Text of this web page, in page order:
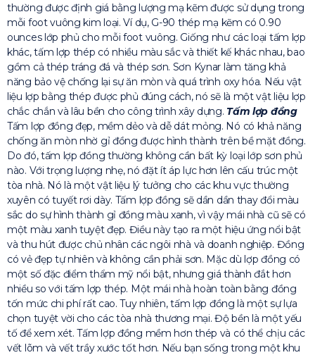
thường được định giá bằng lượng mạ kẽm được sử dụng trong
mỗi foot vuông kim loại. Ví dụ, G-90 thép mạ kẽm có 0.90
ounces lớp phủ cho mỗi foot vuông. Giống như các loại tấm lợp
khác, tấm lợp thép có nhiều màu sắc và thiết kế khác nhau, bao
gồm cả thép tráng đá và thép sơn. Sơn Kynar làm tăng khả
năng bảo vệ chống lại sự ăn mòn và quá trình oxy hóa. Nếu vật
liệu lợp bằng thép được phủ đúng cách, nó sẽ là một vật liệu lợp
chắc chắn và lâu bền cho công trình xây dựng. Tấm lợp đồng
Tấm lợp đồng đẹp, mềm dẻo và dễ dát mỏng. Nó có khả năng
chống ăn mòn nhờ gỉ đồng được hình thành trên bề mặt đồng.
Do đó, tấm lợp đồng thường không cần bất kỳ loại lớp sơn phủ
nào. Với trọng lượng nhẹ, nó đặt ít áp lực hơn lên cấu trúc một
tòa nhà. Nó là một vật liệu lý tưởng cho các khu vực thường
xuyên có tuyết rơi dày. Tấm lợp đồng sẽ dần dần thay đổi màu
sắc do sự hình thành gỉ đồng màu xanh, vì vậy mái nhà cũ sẽ có
một màu xanh tuyệt đẹp. Điều này tạo ra một hiệu ứng nổi bật
và thu hút được chủ nhân các ngôi nhà và doanh nghiệp. Đồng
có vẻ đẹp tự nhiên và không cần phải sơn. Mặc dù lợp đồng có
một số đặc điểm thẩm mỹ nổi bật, nhưng giá thành đắt hơn
nhiều so với tấm lợp thép. Một mái nhà hoàn toàn bằng đồng
tốn mức chi phí rất cao. Tuy nhiên, tấm lợp đồng là một sự lựa
chọn tuyệt vời cho các tòa nhà thương mại. Độ bền là một yếu
tố để xem xét. Tấm lợp đồng mềm hơn thép và có thể chịu các
vết lõm và vết trầy xước tốt hơn. Nếu bạn sống trong một khu